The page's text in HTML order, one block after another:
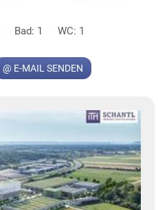
KLIS
Bad: 1 WC: 1
@ E-MAIL SENDEN